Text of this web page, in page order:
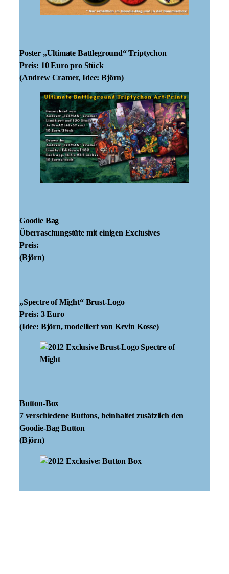
Poster „Ultimate Battleground“ Triptychon
Preis: 10 Euro pro Stück
(Andrew Cramer, Idee: Björn)
Goodie Bag
Überraschungstüte mit einigen Exclusives
Preis:
(Björn)
„Spectre of Might“ Brust-Logo
Preis: 3 Euro
(Idee: Björn, modelliert von Kevin Kosse)
Button-Box
7 verschiedene Buttons, beinhaltet zusätzlich den
Goodie-Bag Button
(Björn)